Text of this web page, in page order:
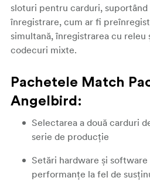
sloturi pentru carduri,
înregistrare, cum ar fi
simultană, înregistrarea cu releu
codecuri mixte.
Pachetele Match
Angelbird:
Selectarea a două carduri
serie de producție
Setări hardware și
performanțe la fel de